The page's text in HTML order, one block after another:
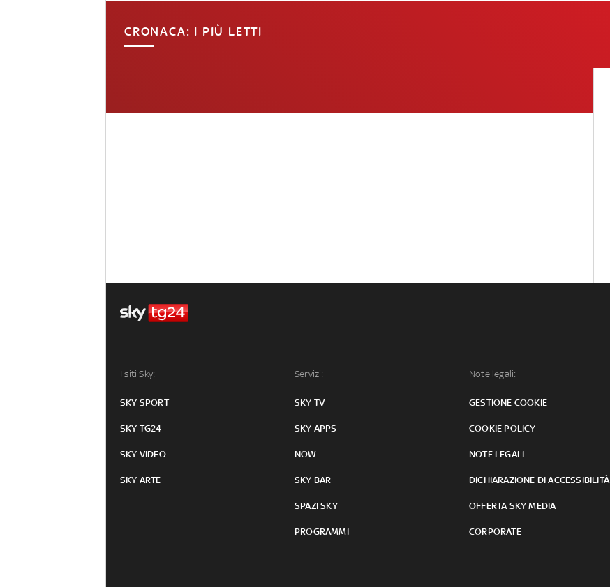
CRONACA: I PIÙ LETTI
I siti Sky:
SKY SPORT
SKY TG24
SKY VIDEO
SKY ARTE
Servizi:
SKY TV
SKY APPS
NOW
SKY BAR
SPAZI SKY
PROGRAMMI
Note legali:
GESTIONE COOKIE
COOKIE POLICY
NOTE LEGALI
DICHIARAZIONE DI ACCESSIBILITÀ
OFFERTA SKY MEDIA
CORPORATE